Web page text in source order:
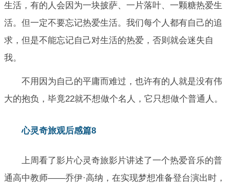
生活，有的人会因为一块披萨、一片落叶、一颗糖热爱生
活。但一定不要忘记热爱生活。我们每个人都有自己的追
求，但是不能忘记自己对生活的热爱，否则就会迷失自
我。
不用因为自己的平庸而难过，也许有的人就是没有伟
大的抱负，毕竟22就不想做个名人，它只想做个普通人。
心灵奇旅观后感篇8
上周看了影片心灵奇旅影片讲述了一个热爱音乐的普
通高中教师——乔伊·高纳，在实现梦想准备登台演出时，